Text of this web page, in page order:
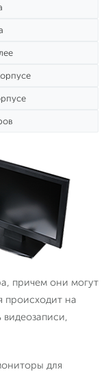
причем они могут
происходит на
для